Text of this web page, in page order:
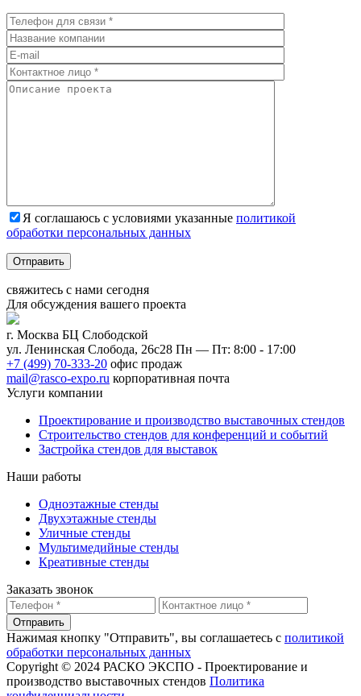
Я соглашаюсь с условиями указанные политикой
обработки персональных данных
Отправить
свяжитесь с нами сегодня
Для обсуждения вашего проекта
г. Москва БЦ Слободской
ул. Ленинская Слобода, 26с28 Пн — Пт: 8:00 - 17:00
+7 (499) 70-333-20 офис продаж
mail@rasco-expo.ru корпоративная почта
Услуги компании
Проектирование и производство выставочных стендов
Строительство стендов для конференций и событий
Застройка стендов для выставок
Наши работы
Одноэтажные стенды
Двухэтажные стенды
Уличные стенды
Мультимедийные стенды
Креативные стенды
Заказать звонок
Отправить
Нажимая кнопку "Отправить", вы соглашаетесь с политикой
обработки персональных данных
Copyright © 2024 РАСКО ЭКСПО - Проектирование и
производство выставочных стендов Политика